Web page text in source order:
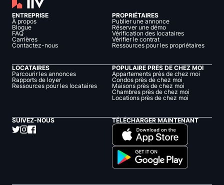
ENTREPRISE
À propos
Blogue
FAQ
Carrières
Contactez-nous
PROPRIÉTAIRES
Publier une annonce
Réserver une démo
Vérification des locataires
Vérifier le contrat
Ressources pour les propriétaires
LOCATAIRES
Parcourir les annonces
Rapports de loyer
Ressources pour les locataires
POPULAIRE PRÈS DE CHEZ MOI
Appartements près de chez moi
Condos près de chez moi
Maisons près de chez moi
Chambres près de chez moi
Locations près de chez moi
SUIVEZ-NOUS TÉLÉCHARGER MAINTENANT